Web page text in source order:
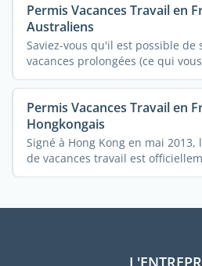
Permis Vacances Travail en
Australiens
Saviez-vous qu'il est possible de
vacances prolongées (ce qui
Permis Vacances Travail en
Hongkongais
Signé à Hong Kong en mai
de vacances travail est